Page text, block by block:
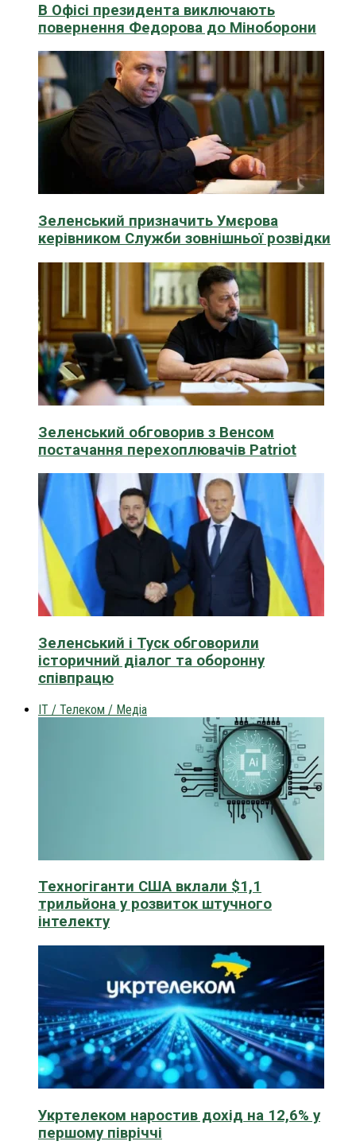
В Офісі президента виключають
повернення Федорова до Міноборони
Зеленський призначить Умєрова
керівником Служби зовнішньої розвідки
Зеленський обговорив з Венсом
постачання перехоплювачів Patriot
Зеленський і Туск обговорили
історичний діалог та оборонну
співпрацю
IT / Телеком / Медіа
Техногіганти США вклали $1,1
трильйона у розвиток штучного
інтелекту
Укртелеком наростив дохід на 12,6% у
першому півріччі